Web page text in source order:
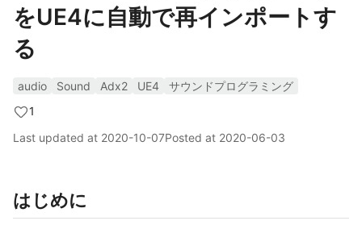
をUE4に自動で再インポートす
る
audio Sound Adx2 UE4
サウンドプログラミング
1
Last updated at 2020-10-07Posted at 2020-06-03
はじめに